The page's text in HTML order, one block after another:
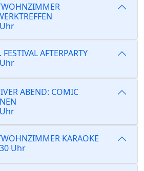
FESTIVAL AFTERPARTY
ABEND: COMIC
KARAOKE
Uhr